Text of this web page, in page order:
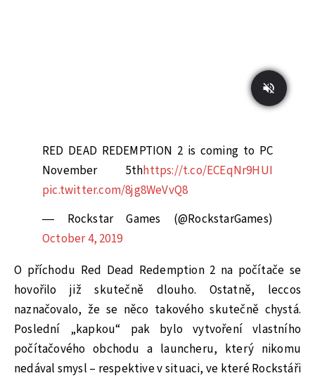
RED DEAD REDEMPTION 2 is coming to PC
November 5thhttps://t.co/ECEqNr9HUI
pic.twitter.com/8jg8WeVvQ8
— Rockstar Games (@RockstarGames)
October 4, 2019
O příchodu Red Dead Redemption 2 na počítače se
hovořilo již skutečně dlouho. Ostatně, leccos
naznačovalo, že se něco takového skutečně chystá.
Poslední „kapkou“ pak bylo vytvoření vlastního
počítačového obchodu a launcheru, který nikomu
nedával smysl – respektive v situaci, ve které Rockstáři